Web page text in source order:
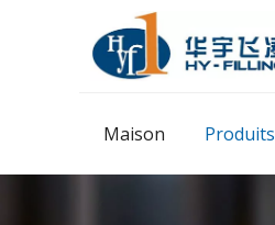
Maison Produits